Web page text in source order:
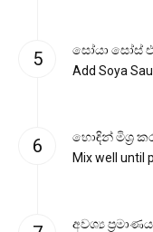
සෝයා සෝස්
Add Soya
හොඳින් මිශ්‍ර
Mix well until
අවශ්‍ය